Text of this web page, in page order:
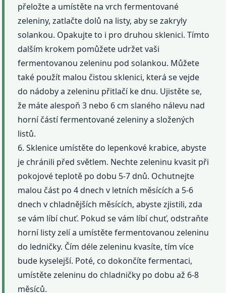
přeložte a umístěte na vrch fermentované
zeleniny, zatlačte dolů na listy, aby se zakryly
solankou. Opakujte to i pro druhou sklenici. Tímto
dalším krokem pomůžete udržet vaši
fermentovanou zeleninu pod solankou. Můžete
také použít malou čistou sklenici, která se vejde
do nádoby a zeleninu přitlačí ke dnu. Ujistěte se,
že máte alespoň 3 nebo 6 cm slaného nálevu nad
horní částí fermentované zeleniny a složených
listů.
6. Sklenice umístěte do lepenkové krabice, abyste
je chránili před světlem. Nechte zeleninu kvasit při
pokojové teplotě po dobu 5-7 dnů. Ochutnejte
malou část po 4 dnech v letních měsících a 5-6
dnech v chladnějších měsících, abyste zjistili, zda
se vám líbí chuť. Pokud se vám líbí chuť, odstraňte
horní listy zelí a umístěte fermentovanou zeleninu
do ledničky. Čím déle zeleninu kvasíte, tím více
bude kyselejší. Poté, co dokončíte fermentaci,
umístěte zeleninu do chladničky po dobu až 6-8
měsíců.